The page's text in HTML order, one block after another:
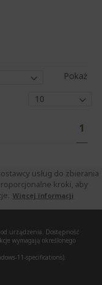
Pokaż
1
usług do zbierania
kroki, aby
Więcej informacji
urządzenia. Dostępność
wymagają określonego
11-specifications).